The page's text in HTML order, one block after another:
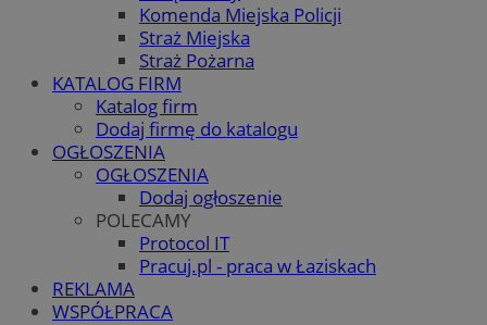
Komenda Miejska Policji
Straż Miejska
Straż Pożarna
KATALOG FIRM
Katalog firm
Dodaj firmę do katalogu
OGŁOSZENIA
OGŁOSZENIA
Dodaj ogłoszenie
POLECAMY
Protocol IT
Pracuj.pl - praca w Łaziskach
REKLAMA
WSPÓŁPRACA